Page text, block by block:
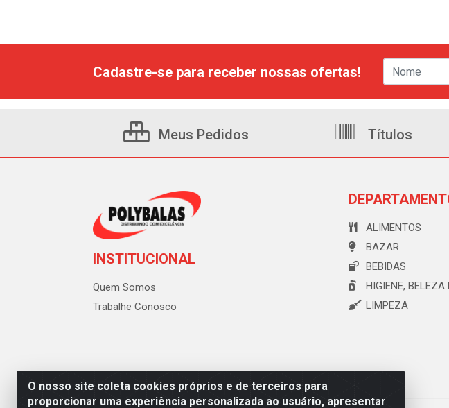
O nosso site coleta cookies próprios e de terceiros para
proporcionar uma experiência personalizada ao usuário, apresentar
Cadastre-se para receber nossas ofertas!
Meus Pedidos Títulos
INSTITUCIONAL
Quem Somos
Trabalhe Conosco
ALIMENTOS
BAZAR
BEBIDAS
HIGIENE, BELEZA
LIMPEZA